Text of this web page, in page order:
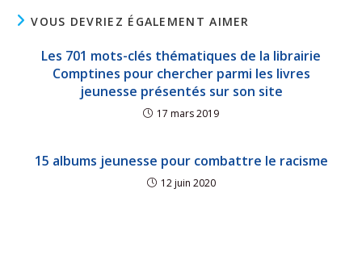
VOUS DEVRIEZ ÉGALEMENT AIMER
Les 701 mots-clés thématiques de la librairie
Comptines pour chercher parmi les livres
jeunesse présentés sur son site
17 mars 2019
15 albums jeunesse pour combattre le racisme
12 juin 2020